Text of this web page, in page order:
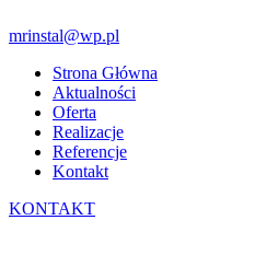
mrinstal@wp.pl
Strona Główna
Aktualności
Oferta
Realizacje
Referencje
Kontakt
KONTAKT